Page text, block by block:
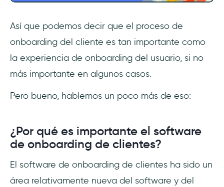
Así que podemos decir que el proceso de
onboarding del cliente es tan importante como
la experiencia de onboarding del usuario, si no
más importante en algunos casos.
Pero bueno, hablemos un poco más de eso:
¿Por qué es importante el software
de onboarding de clientes?
El software de onboarding de clientes ha sido un
área relativamente nueva del software y del